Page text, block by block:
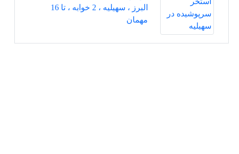
البرز ، سهیلیه ، 2 خوابه ، تا 16
مهمان